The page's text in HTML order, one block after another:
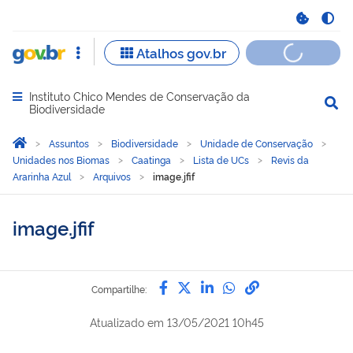
Abrir menu principal de navegação
Instituto Chico Mendes de Conservação da
Biodiversidade
Você está aqui:
Página Inicial
Assuntos Biodiversidade
Unidade de Conservação
Unidades nos Biomas
Caatinga Lista de UCs
Revis da
Ararinha Azul
Arquivos image.jfif
image.jfif
Compartilhe: Compartilhe por Facebook
Compartilhe por Twitter
Compartilhe por
Compartilhe
link para
Atualizado em 13/05/2021 10h45